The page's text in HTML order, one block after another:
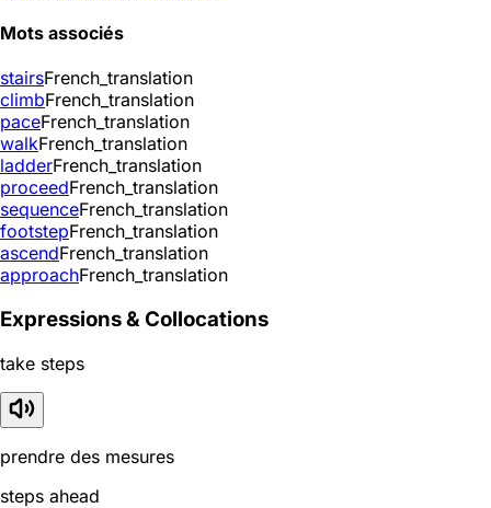
Mots associés
stairsFrench_translation
climbFrench_translation
paceFrench_translation
walkFrench_translation
ladderFrench_translation
proceedFrench_translation
sequenceFrench_translation
footstepFrench_translation
ascendFrench_translation
approachFrench_translation
Expressions & Collocations
take steps
prendre des mesures
steps ahead